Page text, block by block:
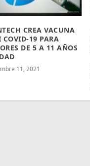
CREA VACUNA
COVID-19 PARA
DE 5 A 11 AÑOS
11, 2021